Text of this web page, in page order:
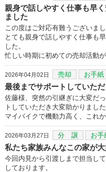
親身で話しやすく仕事も早
ました
この度はご対応有難うございまし
とても親身で話しやすく仕事も
した。
忙しい時期に初めての売却活動
2026年04月02日 売却 お手紙
最後までサポートしていた
佐藤様、突然の引継ぎに大変だ
トしていただき大変助かりました
マイバイクで機動力高く、これ
2026年03月27日 分 譲 お手
私たち家族みんなこの家が
今回内見から引渡しまで担当し
しております。